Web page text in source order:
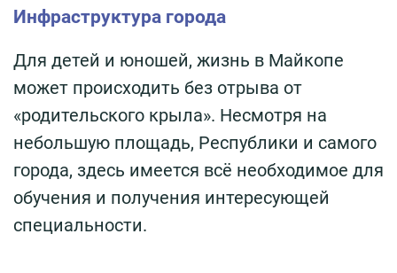
Инфраструктура города
Для детей и юношей, жизнь в Майкопе
может происходить без отрыва от
«родительского крыла». Несмотря на
небольшую площадь, Республики и самого
города, здесь имеется всё необходимое для
обучения и получения интересующей
специальности.